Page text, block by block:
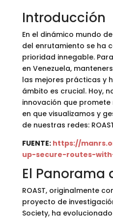
Introducción
En el dinámico mundo
del enrutamiento se ha
prioridad innegable.
en Venezuela,
las mejores prácticas y
ámbito es crucial. Hoy,
innovación que
en que visualizamos y
de nuestras redes:
FUENTE: https://
up-secure-routes-
El Panorama
ROAST, originalmente
proyecto de
Society, ha